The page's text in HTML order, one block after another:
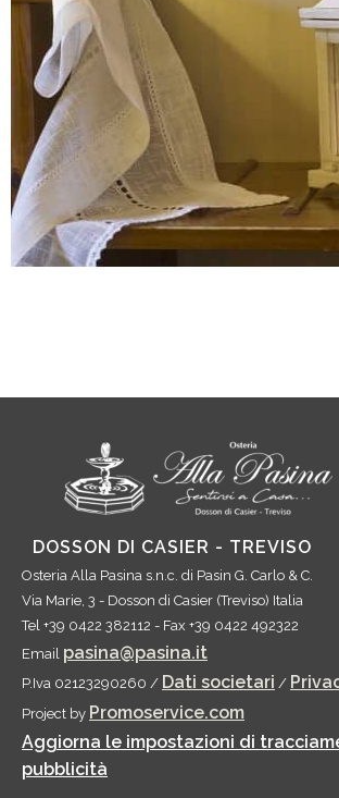
DOSSON DI CASIER - TREVISO
Osteria Alla Pasina s.n.c. di Pasin G. Carlo & C.
Via Marie, 3 - Dosson di Casier (Treviso) Italia
Tel +39 0422 382112 - Fax +39 0422 492322
Email pasina@pasina.it
P.Iva 02123290260 / Dati societari /
Project by Promoservice.com
Aggiorna le impostazioni di
pubblicità